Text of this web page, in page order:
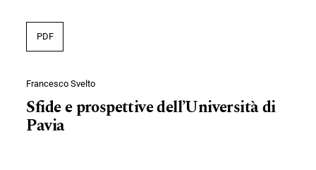
PDF
Francesco Svelto
Sfide e prospettive dell’Università di
Pavia